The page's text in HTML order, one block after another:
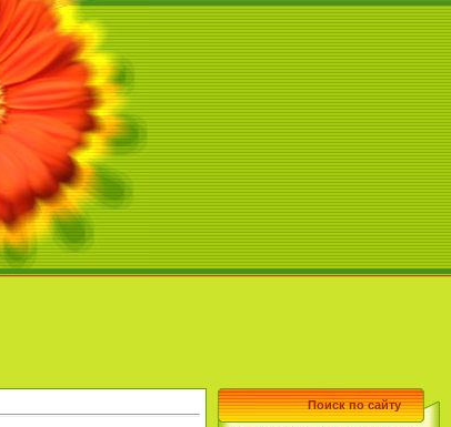
Поиск по сайту